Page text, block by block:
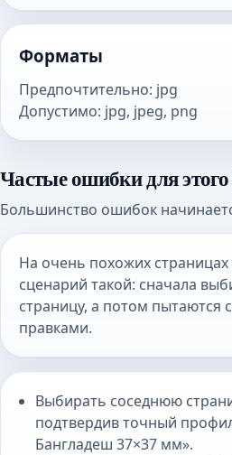
Форматы
Предпочтительно: jpg
Допустимо: jpg, jpeg, png
Частые ошибки для
Большинство ошибок
На очень похожих
сценарий такой: сначала
страницу, а потом пытаются
правками.
Выбирать соседнюю
подтвердив точный
Бангладеш 37×37 мм».